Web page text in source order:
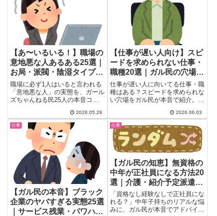
本音を一気まとめ。
【あ〜いるいる！】職場の
意地悪な人あるある25選｜
お局・派閥・陰湿タイプの
本音
職場に必ず1人はいると言われる
「意地悪な人」の実態を、ガール
ズちゃんねる民25人の本音コメ
型・一見いい人の豹変まで、陰湿
な職場いじめのあるあるパターン
を徹底解説。転職しても繰り返す
理由と、働く30〜50代女性のた
めの対処法マインドセットもまと
めました。
2026.05.29
【仕事が遅い人向け】スピ
ードを求められない仕事・
職種20選｜ガル民の穴場体
験談まとめ
仕事が遅い人に向いてる仕事・職
種はある？スピードを求められな
い穴場をガル民が本音で紹介。お
ション清掃・成果制家事代行など
実体験20選と、仕事が遅くなる
原因（発達特性・脳の処理速度）
まで解説。転職の参考に！
2026.06.03
仕事
【ガル民の本音】ブラック
企業のヤバすぎる実態25選
｜サービス残業・パワハ
仕事
【ガル民の知恵】無資格の
中年が正社員になる方法20
選｜介護・紹介予定派遣・
パート登用の体験談
「資格なし経験なしで正社員にな
れる？」中年子持ちのリアルな悩
みに、ガル民が本音でアドバイ